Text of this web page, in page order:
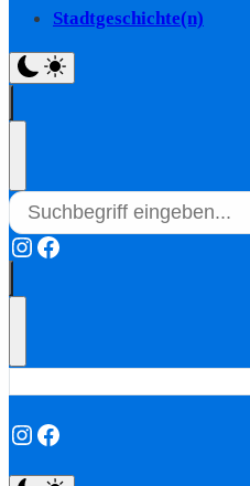
Stadtgeschichte(n)
Instagram
Facebook
Instagram
Facebook